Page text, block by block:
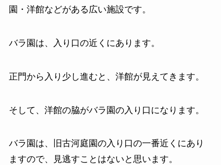
園・洋館などがある広い施設です。
バラ園は、入り口の近くにあります。
正門から入り少し進むと、洋館が見えてきます。
そして、洋館の脇がバラ園の入り口になります。
バラ園は、旧古河庭園の入り口の一番近くにあり
ますので、見逃すことはないと思います。